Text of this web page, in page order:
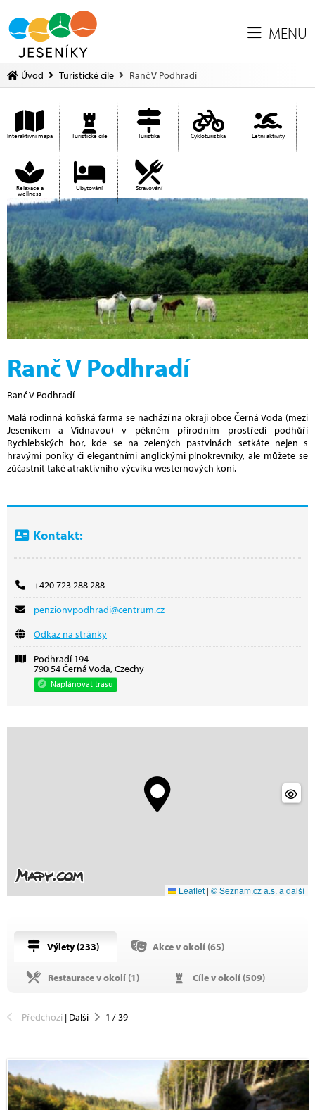
MENU
Úvod Turistické cíle Ranč V Podhradí
Interaktivní mapa Turistické cíle Turistika Cykloturistika Letní aktivity
Relaxace a
wellness
Ubytování Stravování
Ranč V Podhradí
Ranč V Podhradí
Malá rodinná koňská farma se nachází na okraji obce Černá Voda (mezi
Jeseníkem a Vidnavou) v pěkném přírodním prostředí podhůří
Rychlebských hor, kde se na zelených pastvinách setkáte nejen s
hravými poníky či elegantními anglickými plnokrevníky, ale můžete se
zúčastnit také atraktivního výcviku westernových koní.
Kontakt:
+420 723 288 288
penzionvpodhradi@centrum.cz
Odkaz na stránky
Podhradí 194
790 54 Černá Voda, Czechy
Naplánovat trasu
Leaflet | © Seznam.cz a.s. a další
Výlety (233) Akce v okolí (65)
Restaurace v okolí (1) Cíle v okolí (509)
Předchozí | Další 1 /39